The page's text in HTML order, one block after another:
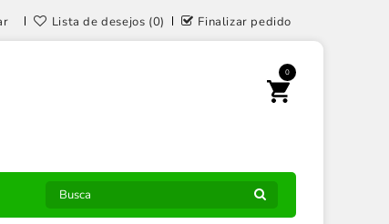
Lista de desejos (0) Finalizar pedido
0